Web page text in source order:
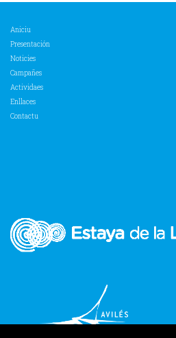
Aniciu
Presentación
Noticies
Campañes
Actividaes
Enllaces
Contactu